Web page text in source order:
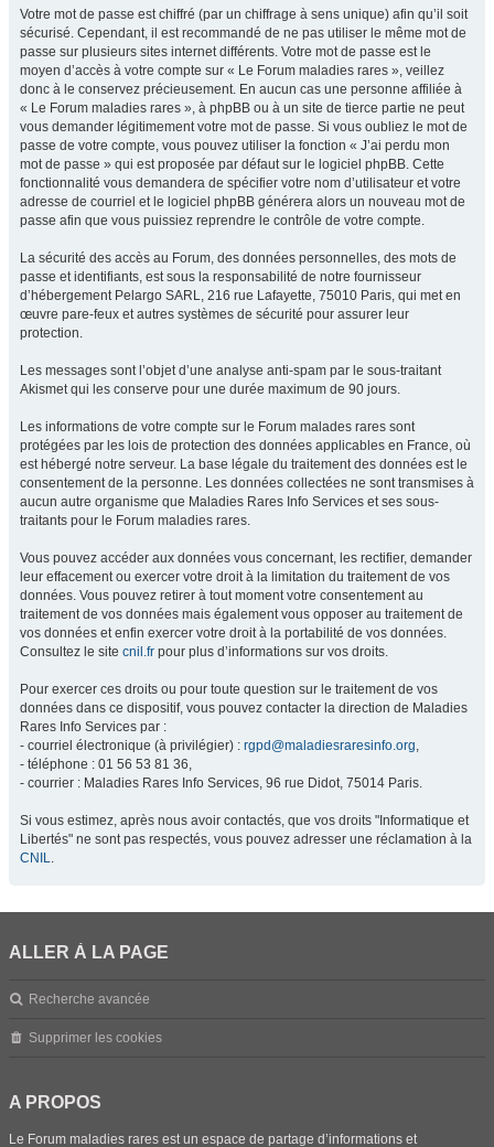
Votre mot de passe est chiffré (par un chiffrage à sens unique) afin qu’il soit
sécurisé. Cependant, il est recommandé de ne pas utiliser le même mot de
passe sur plusieurs sites internet différents. Votre mot de passe est le
moyen d’accès à votre compte sur « Le Forum maladies rares », veillez
donc à le conservez précieusement. En aucun cas une personne affiliée à
« Le Forum maladies rares », à phpBB ou à un site de tierce partie ne peut
vous demander légitimement votre mot de passe. Si vous oubliez le mot de
passe de votre compte, vous pouvez utiliser la fonction « J’ai perdu mon
mot de passe » qui est proposée par défaut sur le logiciel phpBB. Cette
fonctionnalité vous demandera de spécifier votre nom d’utilisateur et votre
adresse de courriel et le logiciel phpBB générera alors un nouveau mot de
passe afin que vous puissiez reprendre le contrôle de votre compte.
La sécurité des accès au Forum, des données personnelles, des mots de
passe et identifiants, est sous la responsabilité de notre fournisseur
d’hébergement Pelargo SARL, 216 rue Lafayette, 75010 Paris, qui met en
œuvre pare-feux et autres systèmes de sécurité pour assurer leur
protection.
Les messages sont l’objet d’une analyse anti-spam par le sous-traitant
Akismet qui les conserve pour une durée maximum de 90 jours.
Les informations de votre compte sur le Forum malades rares sont
protégées par les lois de protection des données applicables en France, où
est hébergé notre serveur. La base légale du traitement des données est le
consentement de la personne. Les données collectées ne sont transmises à
aucun autre organisme que Maladies Rares Info Services et ses sous-
traitants pour le Forum maladies rares.
Vous pouvez accéder aux données vous concernant, les rectifier, demander
leur effacement ou exercer votre droit à la limitation du traitement de vos
données. Vous pouvez retirer à tout moment votre consentement au
traitement de vos données mais également vous opposer au traitement de
vos données et enfin exercer votre droit à la portabilité de vos données.
Consultez le site cnil.fr pour plus d’informations sur vos droits.
Pour exercer ces droits ou pour toute question sur le traitement de vos
données dans ce dispositif, vous pouvez contacter la direction de Maladies
Rares Info Services par :
- courriel électronique (à privilégier) : rgpd@maladiesraresinfo.org,
- téléphone : 01 56 53 81 36,
- courrier : Maladies Rares Info Services, 96 rue Didot, 75014 Paris.
Si vous estimez, après nous avoir contactés, que vos droits "Informatique et
Libertés" ne sont pas respectés, vous pouvez adresser une réclamation à la
CNIL.
ALLER À LA PAGE
Recherche avancée
Supprimer les cookies
A PROPOS
Le Forum maladies rares est un espace de partage d’informations et